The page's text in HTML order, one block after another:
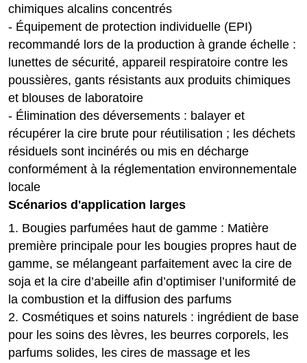
chimiques alcalins concentrés
- Équipement de protection individuelle (EPI)
recommandé lors de la production à grande échelle :
lunettes de sécurité, appareil respiratoire contre les
poussières, gants résistants aux produits chimiques
et blouses de laboratoire
- Élimination des déversements : balayer et
récupérer la cire brute pour réutilisation ; les déchets
résiduels sont incinérés ou mis en décharge
conformément à la réglementation environnementale
locale
Scénarios d'application larges
1. Bougies parfumées haut de gamme : Matière
première principale pour les bougies propres haut de
gamme, se mélangeant parfaitement avec la cire de
soja et la cire d’abeille afin d’optimiser l’uniformité de
la combustion et la diffusion des parfums
2. Cosmétiques et soins naturels : ingrédient de base
pour les soins des lèvres, les beurres corporels, les
parfums solides, les cires de massage et les